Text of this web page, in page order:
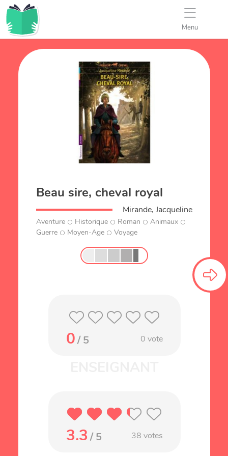
Menu
Beau sire, cheval royal
Mirande, Jacqueline
Aventure Historique Roman
Animaux
Guerre
Moyen-Age Voyage
0/ 5 0 vote
3.3 / 5 38 votes